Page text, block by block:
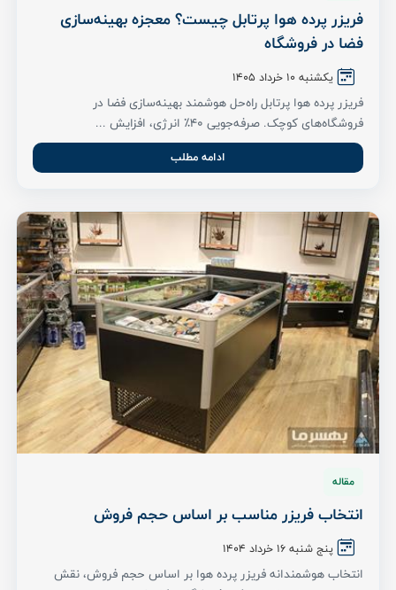
فریزر پرده هوا پرتابل چیست؟ معجزه بهینه‌سازی
فضا در فروشگاه‌
یکشنبه 10 خرداد ۱۴۰۵
فریزر پرده هوا پرتابل راه‌حل هوشمند بهینه‌سازی فضا در
فروشگاه‌های کوچک. صرفه‌جویی ۴۰٪ انرژی، افزایش ...
ادامه مطلب
مقاله
انتخاب فریزر مناسب بر اساس حجم فروش
پنج شنبه ۱۶ خرداد ۱۴۰۴
انتخاب هوشمندانه فریزر پرده هوا بر اساس حجم فروش، نقش